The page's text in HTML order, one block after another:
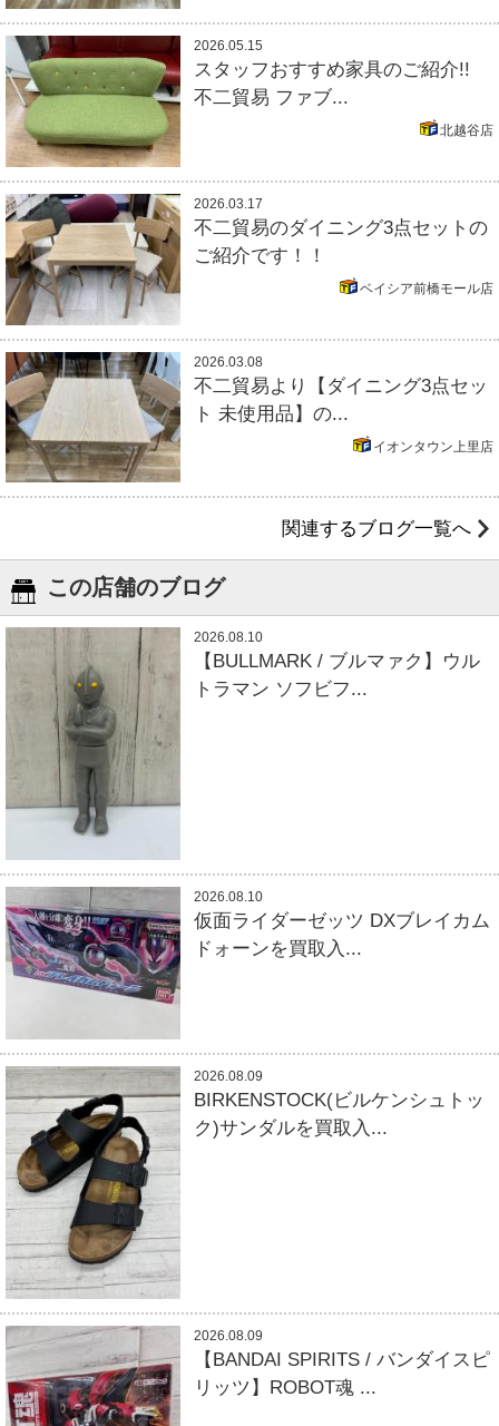
2026.05.15
スタッフおすすめ家具のご紹介!!
不二貿易 ファブ...
北越谷店
2026.03.17
不二貿易のダイニング3点セットの
ご紹介です！！
ベイシア前橋モール店
2026.03.08
不二貿易より【ダイニング3点セッ
ト 未使用品】の...
イオンタウン上里店
関連するブログ一覧へ
この店舗のブログ
2026.08.10
【BULLMARK / ブルマァク】ウル
トラマン ソフビフ...
2026.08.10
仮面ライダーゼッツ DXブレイカム
ドォーンを買取入...
2026.08.09
BIRKENSTOCK(ビルケンシュトッ
ク)サンダルを買取入...
2026.08.09
【BANDAI SPIRITS / バンダイスピ
リッツ】ROBOT魂 ...